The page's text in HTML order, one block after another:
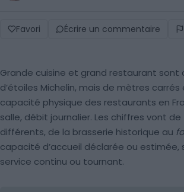
Favori Écrire un commentaire
Grande cuisine et grand restaurant
d’étoiles Michelin, mais de mètres
capacité physique des restaurants en
salle, débit journalier. Les chiffres vont
différents, de la brasserie historique au
capacité d’accueil déclarée ou
service continu ou tournant.